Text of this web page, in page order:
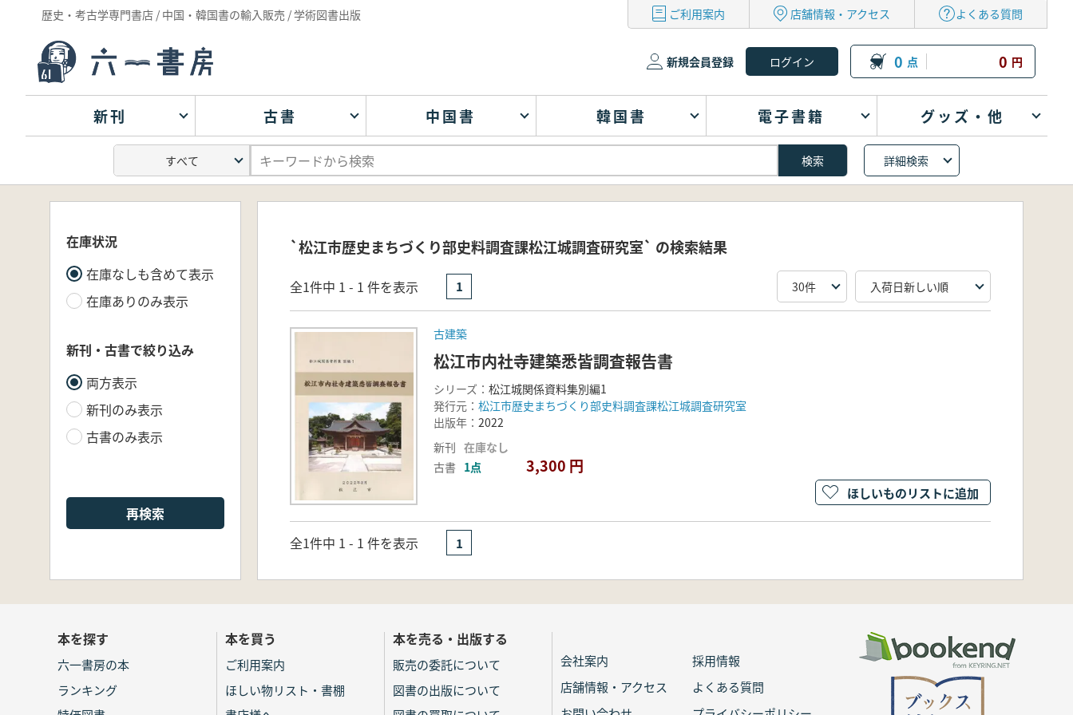
歴史・考古学専門書店 / 中国・韓国書の輸入販売 / 学術図書出版 ご利用案内 店舗情報・アクセス よくある質問
新規会員登録 0 点 0 円
新刊 古書 中国書 韓国書 電子書籍 グッズ・他
詳細検索
在庫状況
在庫なしも含めて表示
在庫ありのみ表示
新刊・古書で絞り込み
両方表示
新刊のみ表示
古書のみ表示
再検索
`松江市歴史まちづくり部史料調査課松江城調査研究室` の検索結果
全1件中 1 - 1 件を表示 1
古建築
松江市内社寺建築悉皆調査報告書
シリーズ： 松江城関係資料集別編1
発行元： 松江市歴史まちづくり部史料調査課松江城調査研究室
出版年： 2022
新刊 在庫なし
古書 1点 3,300 円
ほしいものリストに追加
全1件中 1 - 1 件を表示 1
本を探す
六一書房の本
ランキング
本を買う
ご利用案内
ほしい物リスト・書棚
本を売る・出版する
販売の委託について
図書の出版について
会社案内
採用情報
店舗情報・アクセス
よくある質問